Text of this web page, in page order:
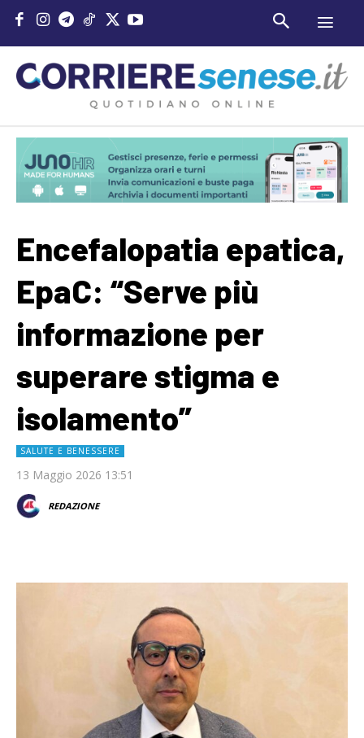
Encefalopatia epatica,
EpaC: “Serve più
informazione per
superare stigma e
isolamento”
SALUTE E BENESSERE
13 Maggio 2026 13:51
REDAZIONE